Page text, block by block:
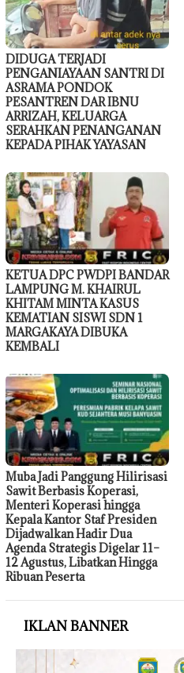
DIDUGA TERJADI
PENGANIAYAAN SANTRI DI
ASRAMA PONDOK
PESANTREN DAR IBNU
ARRIZAH, KELUARGA
SERAHKAN PENANGANAN
KEPADA PIHAK YAYASAN
KETUA DPC PWDPI BANDAR
LAMPUNG M. KHAIRUL
KHITAM MINTA KASUS
KEMATIAN SISWI SDN 1
MARGAKAYA DIBUKA
KEMBALI
Muba Jadi Panggung Hilirisasi
Sawit Berbasis Koperasi,
Menteri Koperasi hingga
Kepala Kantor Staf Presiden
Dijadwalkan Hadir Dua
Agenda Strategis Digelar 11–
12 Agustus, Libatkan Hingga
Ribuan Peserta
IKLAN BANNER